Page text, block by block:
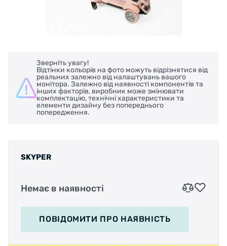
Зверніть увагу!
Відтінки кольорів на фото можуть відрізнятися від
реальних залежно від налаштувань вашого
монітора. Залежно від наявності компонентів та
інших факторів, виробник може змінювати
комплектацію, технічні характеристики та
елементи дизайну без попереднього
попередження.
SKYPER
Немає в наявності
ПОВІДОМИТИ ПРО НАЯВНІСТЬ